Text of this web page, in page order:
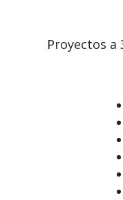
Proyectos a